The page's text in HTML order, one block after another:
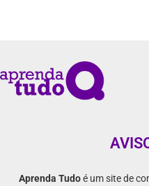
Aprenda Tudoé um site de